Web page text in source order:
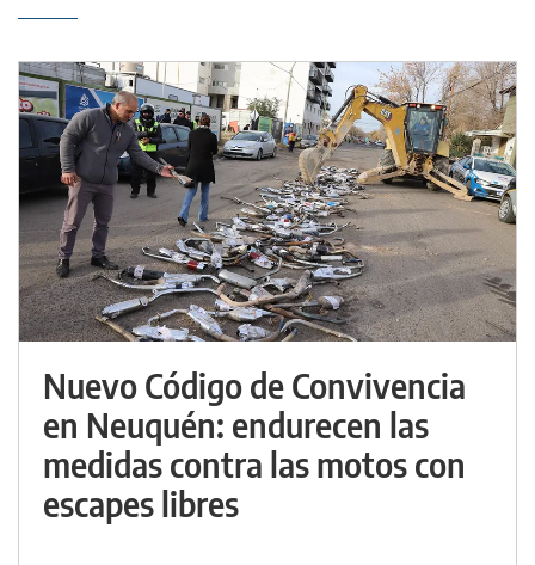
Nuevo Código de Convivencia
en Neuquén: endurecen las
medidas contra las motos con
escapes libres